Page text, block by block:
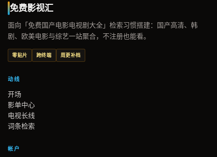
免费影视汇
面向「免费国产电影电视剧大全」检索习惯搭建：国产高清、韩
剧、欧美电影与综艺一站聚合，不注册也能看。
零贴片 跨终端 周更补档
动线
开场
影单中心
电视长线
词条检索
帐户